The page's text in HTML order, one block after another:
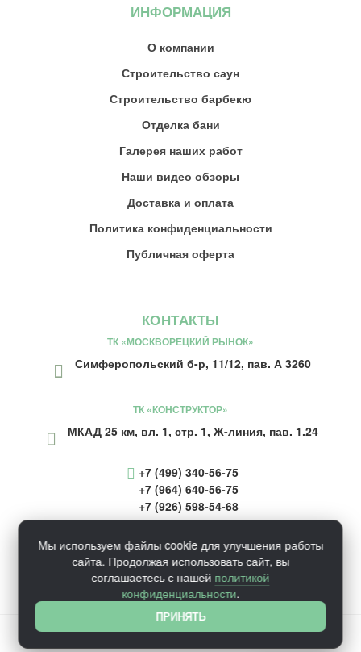
ИНФОРМАЦИЯ
О компании
Строительство саун
Строительство барбекю
Отделка бани
Галерея наших работ
Наши видео обзоры
Доставка и оплата
Политика конфиденциальности
Публичная оферта
КОНТАКТЫ
ТК «МОСКВОРЕЦКИЙ РЫНОК»
Симферопольский б-р, 11/12, пав. А 3260
ТК «КОНСТРУКТОР»
МКАД 25 км, вл. 1, стр. 1, Ж-линия, пав. 1.24
+7 (499) 340-56-75
+7 (964) 640-56-75
+7 (926) 598-54-68
inform@ecosaunaru.ru
Мы используем файлы cookie для улучшения работы
сайта. Продолжая использовать сайт, вы
соглашаетесь с нашей политикой
конфиденциальности.
ПРИНЯТЬ